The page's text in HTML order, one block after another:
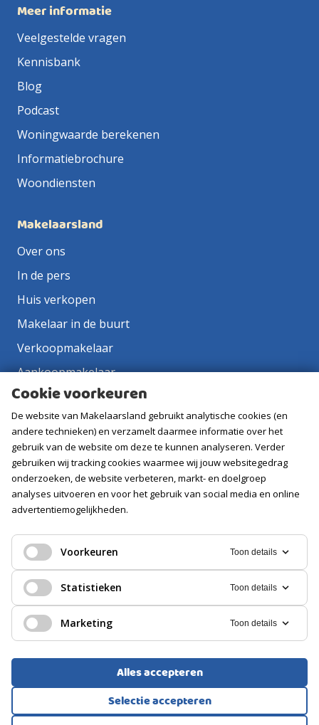
Meer informatie
Veelgestelde vragen
Kennisbank
Blog
Podcast
Woningwaarde berekenen
Informatiebrochure
Woondiensten
Makelaarsland
Over ons
In de pers
Huis verkopen
Makelaar in de buurt
Verkoopmakelaar
Aankoopmakelaar
Contact
Vacatures
Volg ons
Voorwaarden Privacyverklaring
Cookie voorkeuren
De website van Makelaarsland gebruikt analytische cookies (en
andere technieken) en verzamelt daarmee informatie over het
gebruik van de website om deze te kunnen analyseren. Verder
gebruiken wij tracking cookies waarmee wij jouw websitegedrag
onderzoeken, de website verbeteren, markt- en doelgroep
analyses uitvoeren en voor het gebruik van social media en online
advertentiemogelijkheden.
Voorkeuren Toon details
Statistieken Toon details
Marketing Toon details
Alles accepteren
Selectie accepteren